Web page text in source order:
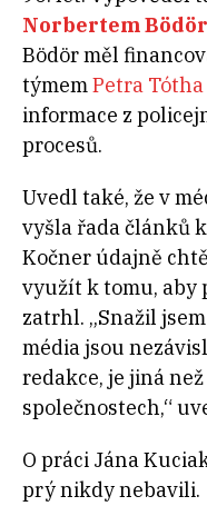
Norbertem
Bödör měl
týmemPetra Tótha
informace z
procesů.
Uvedl také, že v
vyšla řada článků
Kočner údajně
využít k tomu,
zatrhl. „Snažil
média jsou
redakce, je jiná
společnostech,“
O práci Jána
prý nikdy nebavili.